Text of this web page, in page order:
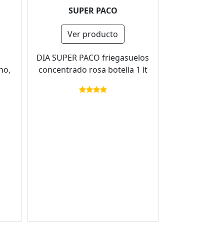
SUPER PACO
Ver producto
DIA SUPER PACO friegasuelos
concentrado rosa botella 1 lt